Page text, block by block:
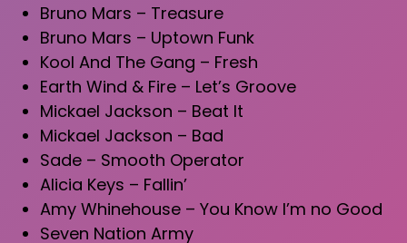
Bruno Mars – Treasure
Bruno Mars – Uptown Funk
Kool And The Gang – Fresh
Earth Wind & Fire – Let’s Groove
Mickael Jackson – Beat It
Mickael Jackson – Bad
Sade – Smooth Operator
Alicia Keys – Fallin’
Amy Whinehouse – You Know I’m no Good
Seven Nation Army